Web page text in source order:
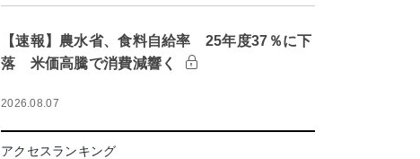
【速報】農水省、食料自給率 25年度37％に下
落 米価高騰で消費減響く
2026.08.07
アクセスランキング